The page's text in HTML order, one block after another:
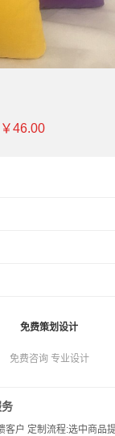
￥46.00
免费策划设计
免费咨询 专业设计
客户 定制流程:选中商品